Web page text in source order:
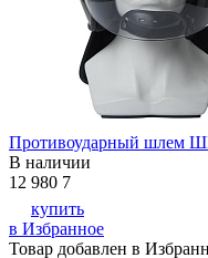
Противоударный шлем
В наличии
12 980 7
купить
в Избранное
Товар добавлен в